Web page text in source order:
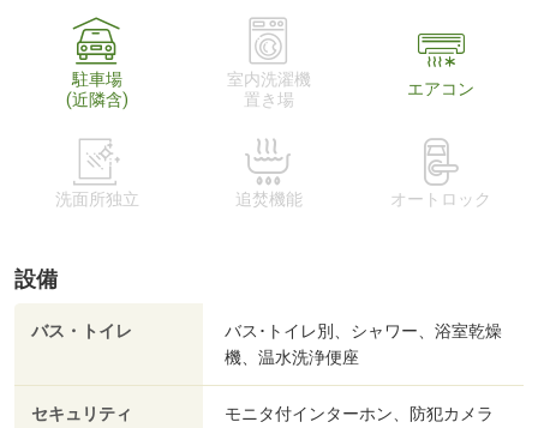
駐車場
(近隣含)
室内洗濯機
置き場
エアコン
洗面所独立 追焚機能 オートロック
設備
バス・トイレ
バス･トイレ別、シャワー、浴室乾燥
機、温水洗浄便座
セキュリティ モニタ付インターホン、防犯カメラ